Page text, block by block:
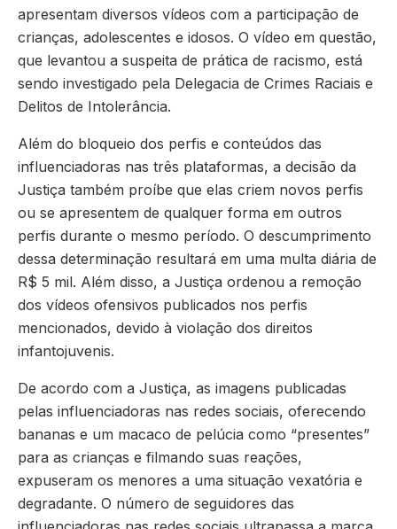
apresentam diversos vídeos com a participação de
crianças, adolescentes e idosos. O vídeo em questão,
que levantou a suspeita de prática de racismo, está
sendo investigado pela Delegacia de Crimes Raciais e
Delitos de Intolerância.
Além do bloqueio dos perfis e conteúdos das
influenciadoras nas três plataformas, a decisão da
Justiça também proíbe que elas criem novos perfis
ou se apresentem de qualquer forma em outros
perfis durante o mesmo período. O descumprimento
dessa determinação resultará em uma multa diária de
R$ 5 mil. Além disso, a Justiça ordenou a remoção
dos vídeos ofensivos publicados nos perfis
mencionados, devido à violação dos direitos
infantojuvenis.
De acordo com a Justiça, as imagens publicadas
pelas influenciadoras nas redes sociais, oferecendo
bananas e um macaco de pelúcia como “presentes”
para as crianças e filmando suas reações,
expuseram os menores a uma situação vexatória e
degradante. O número de seguidores das